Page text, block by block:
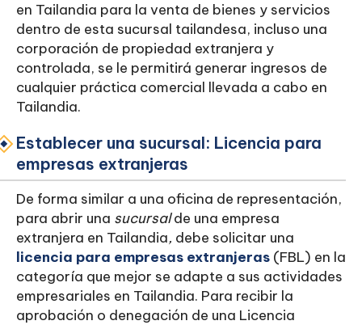
en Tailandia para la venta de bienes y servicios
dentro de esta sucursal tailandesa, incluso una
corporación de propiedad extranjera y
controlada, se le permitirá generar ingresos de
cualquier práctica comercial llevada a cabo en
Tailandia.
Establecer una sucursal: Licencia para
empresas extranjeras
De forma similar a una oficina de representación,
para abrir una sucursalde una empresa
extranjera en Tailandia, debe solicitar una
licencia para empresas extranjeras (FBL) en la
categoría que mejor se adapte a sus actividades
empresariales en Tailandia. Para recibir la
aprobación o denegación de una Licencia